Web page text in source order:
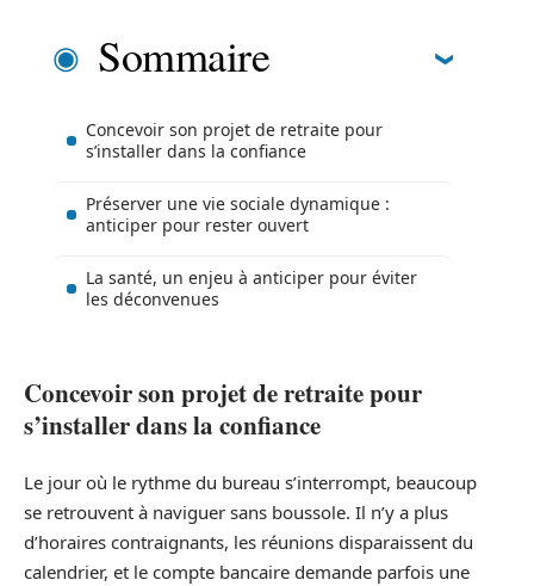
Sommaire
Concevoir son projet de retraite pour
s’installer dans la confiance
Préserver une vie sociale dynamique :
anticiper pour rester ouvert
La santé, un enjeu à anticiper pour éviter
les déconvenues
Concevoir son projet de retraite pour
s’installer dans la confiance
Le jour où le rythme du bureau s’interrompt, beaucoup
se retrouvent à naviguer sans boussole. Il n’y a plus
d’horaires contraignants, les réunions disparaissent du
calendrier, et le compte bancaire demande parfois une